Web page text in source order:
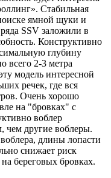
Стабильная
ямной щуки и
SSV заложили в
Конструктивно
глубину
всего 2-3 метра
модель интересной
речек, где вся
Очень хорошо
на "бровках" с
воблер
чем другие воблеры.
длины лопасти
снижает риск
береговых бровках.